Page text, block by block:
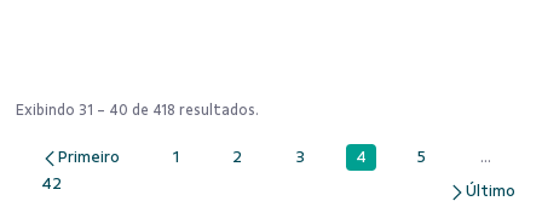
Exibindo 31 - 40 de 418 resultados.
Página
1 Página
2 Página
3 Página
4 Página
5 ...
Página
42